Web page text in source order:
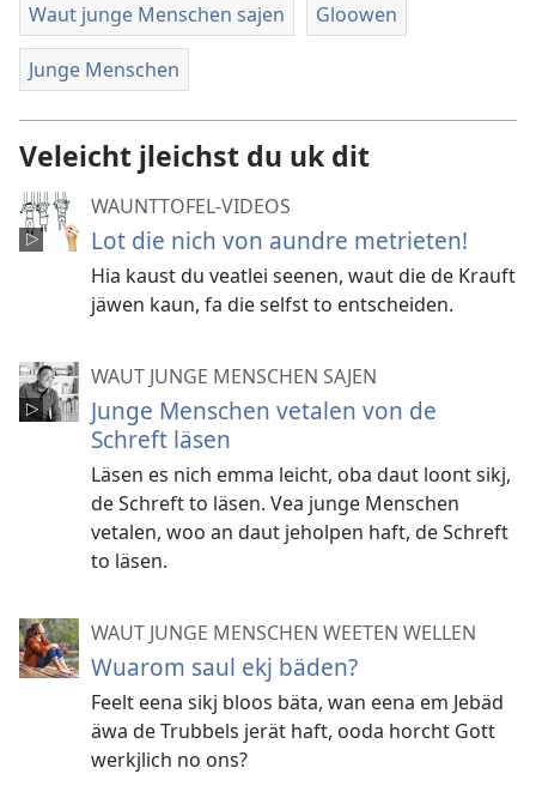
Waut junge Menschen sajen Gloowen
Junge Menschen
Veleicht jleichst du uk dit
WAUNTTOFEL-VIDEOS
Lot die nich von aundre metrieten!
Hia kaust du veatlei seenen, waut die de Krauft
jäwen kaun, fa die selfst to entscheiden.
WAUT JUNGE MENSCHEN SAJEN
Junge Menschen vetalen von de
Schreft läsen
Läsen es nich emma leicht, oba daut loont sikj,
de Schreft to läsen. Vea junge Menschen
vetalen, woo an daut jeholpen haft, de Schreft
to läsen.
WAUT JUNGE MENSCHEN WEETEN WELLEN
Wuarom saul ekj bäden?
Feelt eena sikj bloos bäta, wan eena em Jebäd
äwa de Trubbels jerät haft, ooda horcht Gott
werkjlich no ons?